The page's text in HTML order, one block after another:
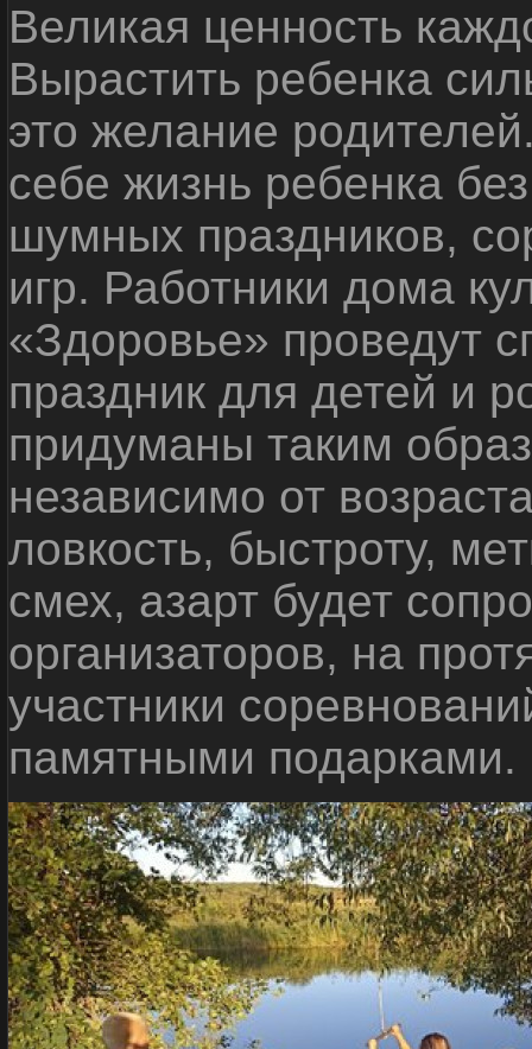
Великая ценность
Вырастить ребенка
это желание
себе жизнь ребенка
шумных праздников,
игр. Работники дома
«Здоровье» проведут
праздник для детей и
придуманы таким
независимо от
ловкость, быстроту,
смех, азарт будет
организаторов, на
участники
памятными подарками.